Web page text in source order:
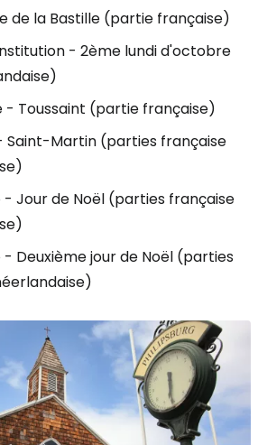
de la Bastille (partie française)
- 2ème lundi d'octobre
- Toussaint (partie française)
Saint-Martin (parties française
Jour de Noël (parties française
Deuxième jour de Noël (parties